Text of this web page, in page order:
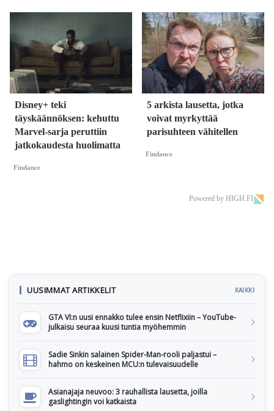
Disney+ teki
täyskäännöksen: kehuttu
Marvel-sarja peruttiin
jatkokaudesta huolimatta
Findance
5 arkista lausetta, jotka
voivat myrkyttää
parisuhteen vähitellen
Findance
Powered by HIGH.FI
UUSIMMAT ARTIKKELIT KAIKKI
GTA VI:n uusi ennakko tulee ensin Netflixiin – YouTube-
julkaisu seuraa kuusi tuntia myöhemmin
Sadie Sinkin salainen Spider-Man-rooli paljastui –
hahmo on keskeinen MCU:n tulevaisuudelle
Asianajaja neuvoo: 3 rauhallista lausetta, joilla
gaslightingin voi katkaista